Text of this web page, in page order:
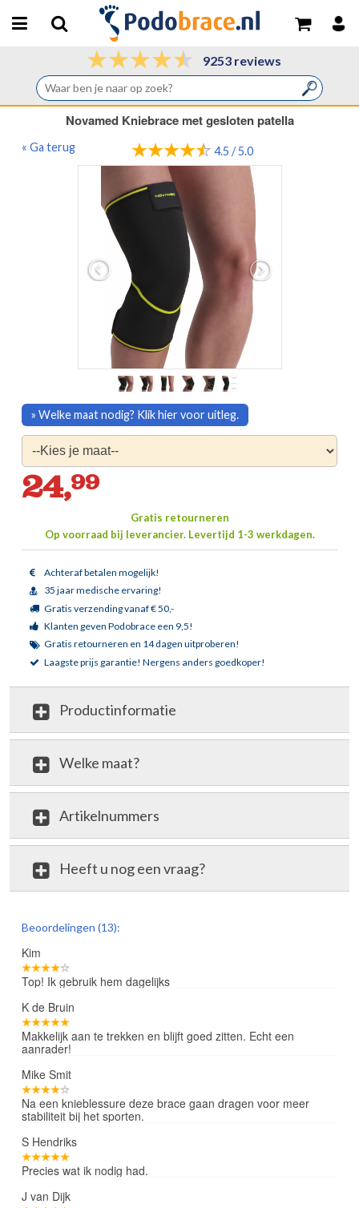
9253 reviews
Novamed Kniebrace met gesloten patella
« Ga terug 4.5 / 5.0
24,99
Gratis retourneren
Op voorraad bij leverancier.Levertijd 1-3 werkdagen.
Achteraf betalen mogelijk!
35 jaar medische ervaring!
Gratis verzending vanaf € 50,-
Klanten geven Podobrace een 9,5!
Gratis retourneren en 14 dagen uitproberen!
Laagste prijs garantie! Nergens anders goedkoper!
» Welke maat nodig? Klik hier voor uitleg.
Productinformatie
Welke maat?
Artikelnummers
Heeft u nog een vraag?
Beoordelingen (13):
Kim
Top! Ik gebruik hem dagelijks
K de Bruin
Makkelijk aan te trekken en blijft goed zitten. Echt een
aanrader!
Mike Smit
Na een knieblessure deze brace gaan dragen voor meer
stabiliteit bij het sporten.
S Hendriks
Precies wat ik nodig had.
J van Dijk